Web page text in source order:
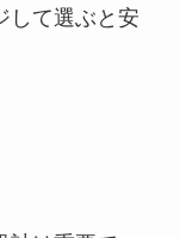
して選ぶと安